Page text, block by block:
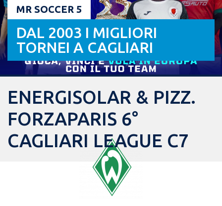
MR SOCCER 5
DAL 2003 I MIGLIORI
TORNEI A CAGLIARI
ENERGISOLAR & PIZZ.
FORZAPARIS 6°
CAGLIARI LEAGUE C7